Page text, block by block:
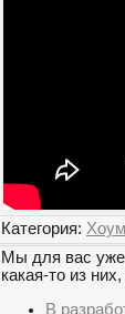
Категория:
Мы для вас уже
какая-то из
В